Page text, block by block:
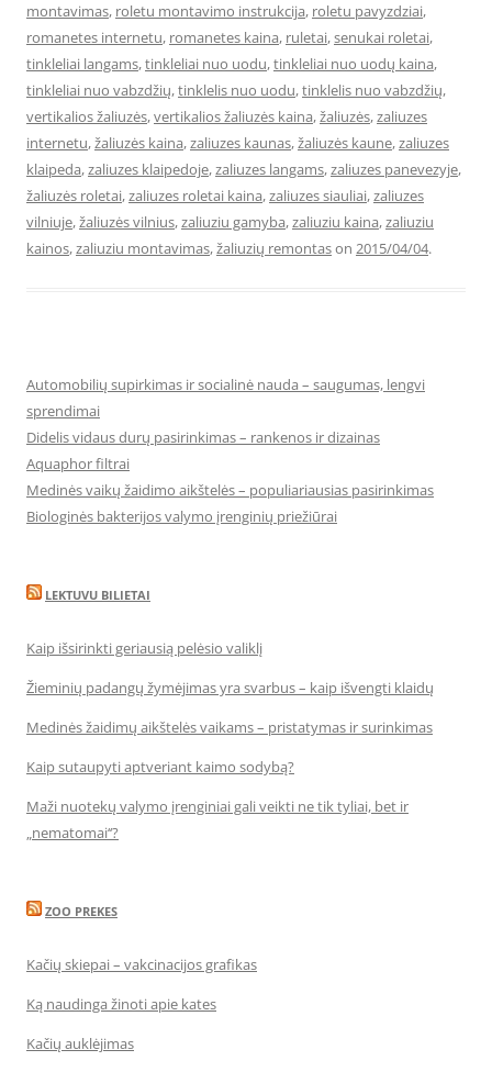
montavimas, roletu montavimo instrukcija, roletu pavyzdziai,
romanetes internetu, romanetes kaina, ruletai,senukai roletai,
tinkleliai langams,tinkleliai nuo uodu,tinkleliai nuo uodų kaina,
tinkleliai nuo vabzdžių,tinklelis nuo uodu,tinklelis nuo vabzdžių,
vertikalios žaliuzės,vertikalios žaliuzės kaina,žaliuzės,zaliuzes
internetu,žaliuzės kaina,zaliuzes kaunas,žaliuzės kaune,zaliuzes
klaipeda,zaliuzes klaipedoje,zaliuzes langams,zaliuzes panevezyje,
žaliuzės roletai,zaliuzes roletai kaina,zaliuzes siauliai,zaliuzes
vilniuje,žaliuzės vilnius,zaliuziu gamyba,zaliuziu kaina,zaliuziu
kainos,zaliuziu montavimas,žaliuzių remontason 2015/04/04.
Automobilių supirkimas ir socialinė nauda – saugumas, lengvi
sprendimai
Didelis vidaus durų pasirinkimas – rankenos ir dizainas
Aquaphor filtrai
Medinės vaikų žaidimo aikštelės – populiariausias pasirinkimas
Biologinės bakterijos valymo įrenginių priežiūrai
LEKTUVU BILIETAI
Kaip išsirinkti geriausią pelėsio valiklį
Žieminių padangų žymėjimas yra svarbus – kaip išvengti klaidų
Medinės žaidimų aikštelės vaikams – pristatymas ir surinkimas
Kaip sutaupyti aptveriant kaimo sodybą?
Maži nuotekų valymo įrenginiai gali veikti ne tik tyliai, bet ir
„nematomai‘‘?
ZOO PREKES
Kačių skiepai – vakcinacijos grafikas
Ką naudinga žinoti apie kates
Kačių auklėjimas